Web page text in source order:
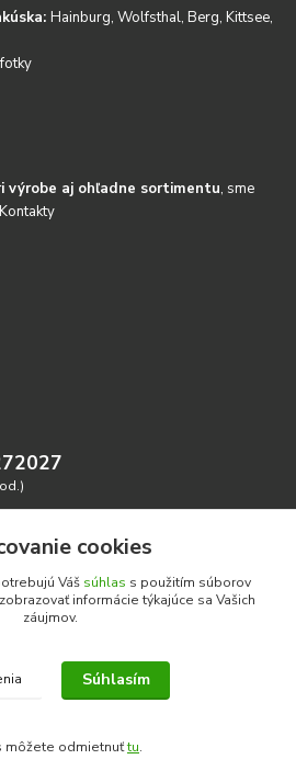
Hainburg, Wolfsthal, Berg, Kittsee,
výrobe aj ohľadne sortimentu, sme
Kontakty
akvária: AkvaShop s.r.o. • IBAN:
cookies
Váš súhlas s použitím súborov
informácie týkajúce sa Vašich
záujmov.
Súhlasím
môžete odmietnuťtu.